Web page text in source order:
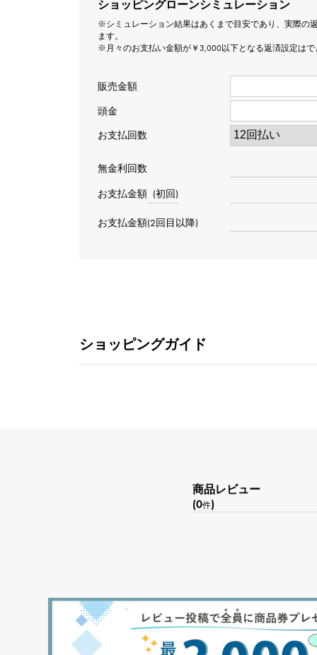
ショッピングローンシミュレーション
※シミュレーション結果はあくまで目安であり、実際の
ます。
※月々のお支払い金額が￥3,000以下となる返済設定はで
販売金額
頭金
お支払回数
無金利回数
お支払金額 (初回)
お支払金額(2回目以降)
ショッピングガイド
商品レビュー
(0件)